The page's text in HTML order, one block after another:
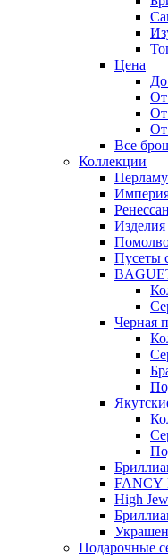
Цена
От
От
От
Все
Коллекции
Изделия
Пусеты
Черная
FANCY
High
Подарочные